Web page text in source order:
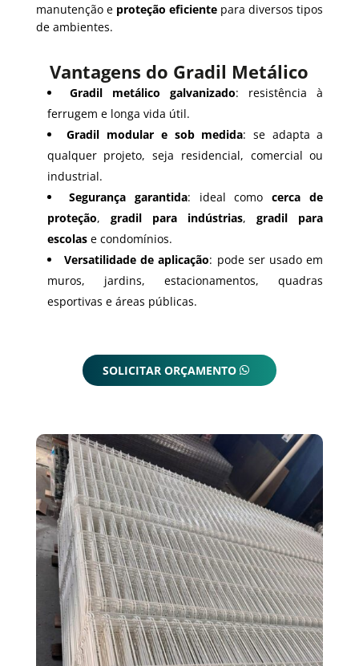
manutenção e proteção eficiente para diversos tipos
de ambientes.
Vantagens do Gradil Metálico
Gradil metálico galvanizado: resistência à
ferrugem e longa vida útil.
Gradil modular e sob medida: se adapta a
qualquer projeto, seja residencial, comercial ou
industrial.
Segurança garantida: ideal comocerca de
proteção, gradil para indústrias,gradil para
escolase condomínios.
Versatilidade de aplicação: pode ser usado em
muros, jardins, estacionamentos, quadras
esportivas e áreas públicas.
SOLICITAR ORÇAMENTO